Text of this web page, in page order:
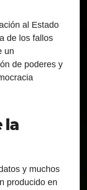
al Estado
de los fallos
un
de poderes y
la
y muchos
producido en